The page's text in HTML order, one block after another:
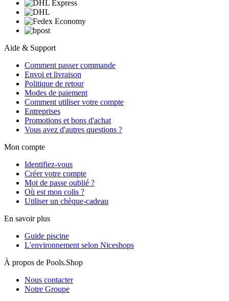
Aide & Support
Comment passer commande
Envoi et livraison
Politique de retour
Modes de paiement
Comment utiliser votre compte
Entreprises
Promotions et bons d'achat
Vous avez d'autres questions ?
Mon compte
Identifiez-vous
Créer votre compte
Mot de passe oublié ?
Où est mon colis ?
Utiliser un chèque-cadeau
En savoir plus
Guide piscine
L'environnement selon Niceshops
À propos de Pools.Shop
Nous contacter
Notre Groupe